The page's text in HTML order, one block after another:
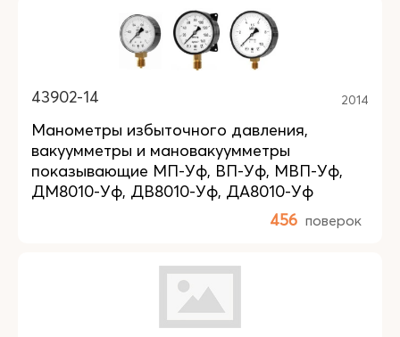
43902-14 2014
Манометры избыточного давления,
вакуумметры и мановакуумметры
показывающие МП-Уф, ВП-Уф, МВП-Уф,
ДМ8010-Уф, ДВ8010-Уф, ДА8010-Уф
456 поверок